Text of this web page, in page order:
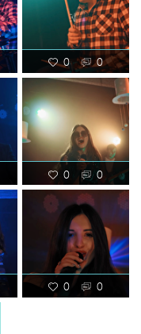
0 0
0 0
0 0